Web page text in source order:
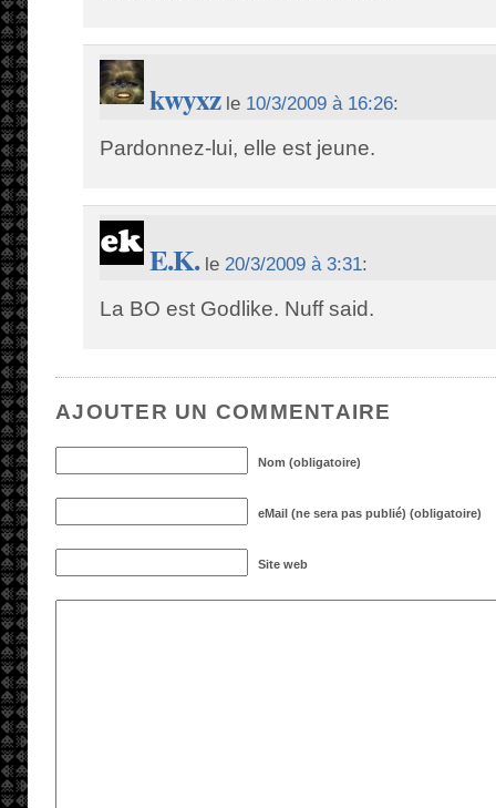
kwyxzle 10/3/2009 à 16:26:
Pardonnez-lui, elle est jeune.
E.K.le20/3/2009 à 3:31:
La BO est Godlike. Nuff said.
AJOUTER UN COMMENTAIRE
Nom (obligatoire)
eMail (ne sera pas publié) (obligatoire)
Site web